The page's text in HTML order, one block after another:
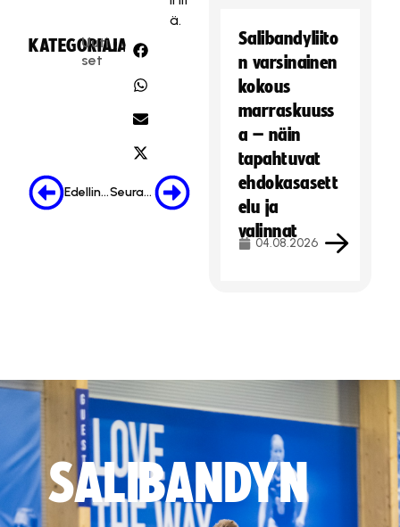
Hyväksy markkinointievästeet
ä.
KATEGORIA:
Uuti
set
JAA:
Edellinen Seuraava
Salibandyliito
n varsinainen
kokous
marraskuuss
a – näin
tapahtuvat
ehdokasasett
elu ja
valinnat
04.08.2026
SALIBANDYN